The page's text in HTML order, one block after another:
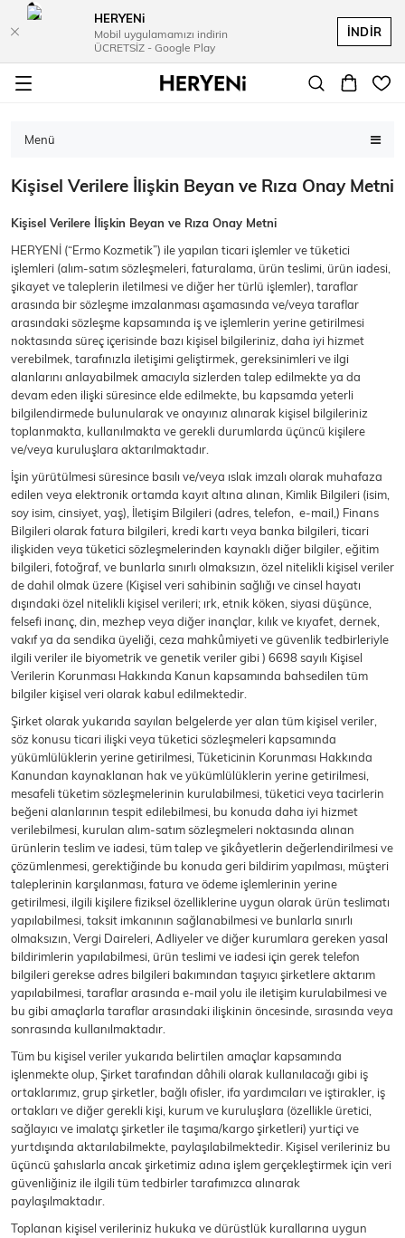
ÜST GİYİM
GÖMLEK
HIRKA & KAZAK
Kazak Hırka & Süveter
MONT & KABAN
Ceket Mont & Kaban Yağmurluk
T-SHİRT & BLUZ
T-Shirt Bluz
BODY
Body Atlet Crop & Büstiyer
SPOR GİYİM
Eşofman Üstü Sweatshirt
ELBİSELER
ELBİSE
Midi Elbiseler
Mini Elbiseler
ALT GİYİM
ALTLAR
Jean Pantolon Tayt Eşofman Altı
İKİLİ TAKIM
İKİLİ TAKIMLAR
Eşofman Takımı
Menü
Kişisel Verilere İlişkin Beyan ve Rıza Onay Metni
Kişisel Verilere İlişkin Beyan ve Rıza Onay Metni
HERYENİ (“Ermo Kozmetik”) ile yapılan ticari işlemler ve tüketici
işlemleri (alım-satım sözleşmeleri, faturalama, ürün teslimi, ürün iadesi,
şikayet ve taleplerin iletilmesi ve diğer her türlü işlemler), taraflar
arasında bir sözleşme imzalanması aşamasında ve/veya taraflar
arasındaki sözleşme kapsamında iş ve işlemlerin yerine getirilmesi
noktasında süreç içerisinde bazı kişisel bilgileriniz, daha iyi hizmet
verebilmek, tarafınızla iletişimi geliştirmek, gereksinimleri ve ilgi
alanlarını anlayabilmek amacıyla sizlerden talep edilmekte ya da
devam eden ilişki süresince elde edilmekte, bu kapsamda yeterli
bilgilendirmede bulunularak ve onayınız alınarak kişisel bilgileriniz
toplanmakta, kullanılmakta ve gerekli durumlarda üçüncü kişilere
ve/veya kuruluşlara aktarılmaktadır.
İşin yürütülmesi süresince basılı ve/veya ıslak imzalı olarak muhafaza
edilen veya elektronik ortamda kayıt altına alınan, Kimlik Bilgileri (isim,
soy isim, cinsiyet, yaş), İletişim Bilgileri (adres, telefon, e-mail,) Finans
Bilgileri olarak fatura bilgileri, kredi kartı veya banka bilgileri, ticari
ilişkiden veya tüketici sözleşmelerinden kaynaklı diğer bilgiler, eğitim
bilgileri, fotoğraf, ve bunlarla sınırlı olmaksızın, özel nitelikli kişisel veriler
de dahil olmak üzere (Kişisel veri sahibinin sağlığı ve cinsel hayatı
dışındaki özel nitelikli kişisel verileri; ırk, etnik köken, siyasi düşünce,
felsefi inanç, din, mezhep veya diğer inançlar, kılık ve kıyafet, dernek,
vakıf ya da sendika üyeliği, ceza mahkûmiyeti ve güvenlik tedbirleriyle
ilgili veriler ile biyometrik ve genetik veriler gibi ) 6698 sayılı Kişisel
Verilerin Korunması Hakkında Kanun kapsamında bahsedilen tüm
bilgiler kişisel veri olarak kabul edilmektedir.
Şirket olarak yukarıda sayılan belgelerde yer alan tüm kişisel veriler,
söz konusu ticari ilişki veya tüketici sözleşmeleri kapsamında
yükümlülüklerin yerine getirilmesi, Tüketicinin Korunması Hakkında
Kanundan kaynaklanan hak ve yükümlülüklerin yerine getirilmesi,
mesafeli tüketim sözleşmelerinin kurulabilmesi, tüketici veya tacirlerin
beğeni alanlarının tespit edilebilmesi, bu konuda daha iyi hizmet
verilebilmesi, kurulan alım-satım sözleşmeleri noktasında alınan
ürünlerin teslim ve iadesi, tüm talep ve şikâyetlerin değerlendirilmesi ve
çözümlenmesi, gerektiğinde bu konuda geri bildirim yapılması, müşteri
taleplerinin karşılanması, fatura ve ödeme işlemlerinin yerine
getirilmesi, ilgili kişilere fiziksel özelliklerine uygun olarak ürün teslimatı
yapılabilmesi, taksit imkanının sağlanabilmesi ve bunlarla sınırlı
olmaksızın, Vergi Daireleri, Adliyeler ve diğer kurumlara gereken yasal
bildirimlerin yapılabilmesi, ürün teslimi ve iadesi için gerek telefon
bilgileri gerekse adres bilgileri bakımından taşıyıcı şirketlere aktarım
yapılabilmesi, taraflar arasında e-mail yolu ile iletişim kurulabilmesi ve
bu gibi amaçlarla taraflar arasındaki ilişkinin öncesinde, sırasında veya
sonrasında kullanılmaktadır.
Tüm bu kişisel veriler yukarıda belirtilen amaçlar kapsamında
işlenmekte olup, Şirket tarafından dâhili olarak kullanılacağı gibi iş
ortaklarımız, grup şirketler, bağlı ofisler, ifa yardımcıları ve iştirakler, iş
ortakları ve diğer gerekli kişi, kurum ve kuruluşlara (özellikle üretici,
sağlayıcı ve imalatçı şirketler ile taşıma/kargo şirketleri) yurtiçi ve
yurtdışında aktarılabilmekte, paylaşılabilmektedir. Kişisel verileriniz bu
üçüncü şahıslarla ancak şirketimiz adına işlem gerçekleştirmek için veri
güvenliğiniz ile ilgili tüm tedbirler tarafımızca alınarak
paylaşılmaktadır.
Toplanan kişisel verileriniz hukuka ve dürüstlük kurallarına uygun
HERYENi
Mobil uygulamamızı indirin
ÜCRETSİZ - Google Play
İNDİR